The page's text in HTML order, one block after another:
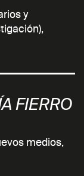
y
FIERRO
medios,